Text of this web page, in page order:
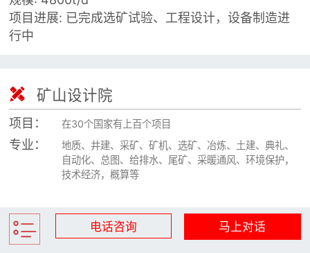
项目进展: 已完成选矿试验、工程设计，设备制造进
行中
 矿山设计院
项目： 在30个国家有上百个项目
专业：
地质、井建、采矿、矿机、选矿、冶炼、土建、典礼、
自动化、总图、给排水、尾矿、采暖通风、环境保护，
技术经济，概算等
电话咨询 马上对话
 联系我们